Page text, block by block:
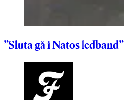
”Sluta gå i Natos ledband”